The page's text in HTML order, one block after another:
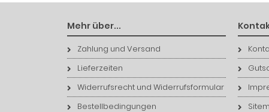
Mehr über...
Zahlung und Versand
Lieferzeiten
Widerrufsrecht und Widerrufsformular
Bestellbedingungen